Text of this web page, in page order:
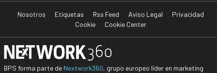
Nosotros Etiquetas Rss Feed Aviso Legal
Privacidad
Cookie
Cookie Center
BPS forma parte de Nextwork360, grupo europeo líder en marketing